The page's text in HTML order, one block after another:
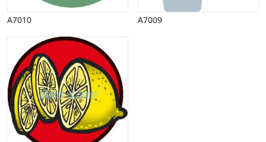
Haven
Huse, bygninger
Jul
Kærlighed, bryllup
Kommunikation, nyhedsformidling
Køretøjer
Landbrug
Lov, orden
Lyd, billede
A7010 A7009